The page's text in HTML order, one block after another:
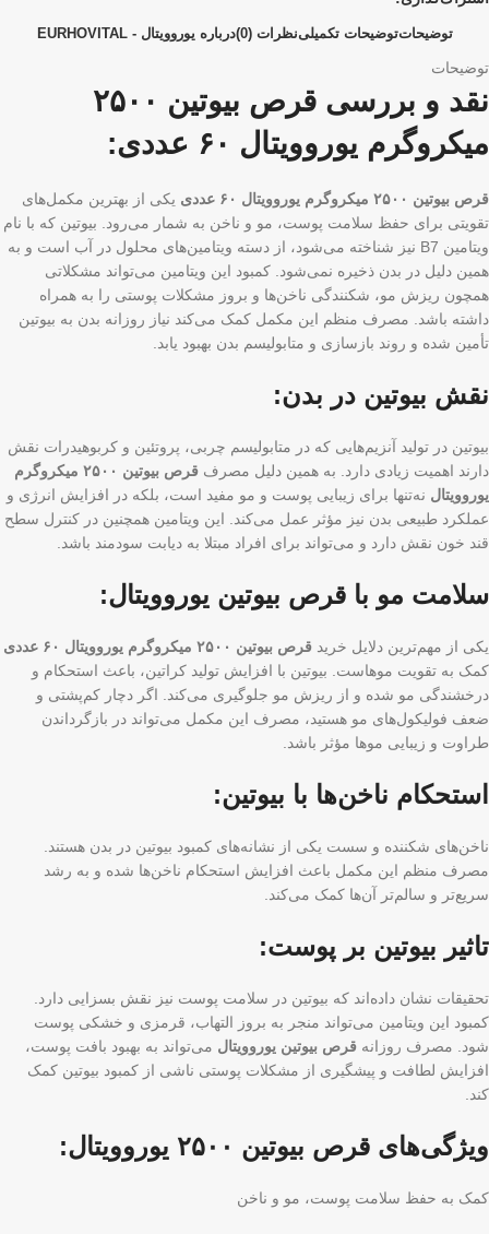
توضیحاتتوضیحات تکمیلینظرات (0) درباره یوروویتال - EURHOVITAL
توضیحات
نقد و بررسی قرص بیوتین ۲۵۰۰
میکروگرم یوروویتال ۶۰ عددی:
قرص بیوتین ۲۵۰۰ میکروگرم یوروویتال ۶۰ عددی
یکی از بهترین مکمل‌های
تقویتی برای حفظ سلامت پوست، مو و ناخن به شمار می‌رود. بیوتین که با نام
ویتامین B7 نیز شناخته می‌شود، از دسته ویتامین‌های محلول در آب است و به
همین دلیل در بدن ذخیره نمی‌شود. کمبود این ویتامین می‌تواند مشکلاتی
همچون ریزش مو، شکنندگی ناخن‌ها و بروز مشکلات پوستی را به همراه
داشته باشد. مصرف منظم این مکمل کمک می‌کند نیاز روزانه بدن به بیوتین
تأمین شده و روند بازسازی و متابولیسم بدن بهبود یابد.
نقش بیوتین در بدن:
بیوتین در تولید آنزیم‌هایی که در متابولیسم چربی، پروتئین و کربوهیدرات نقش
دارند اهمیت زیادی دارد. به همین دلیل مصرف
قرص بیوتین ۲۵۰۰ میکروگرم
یوروویتال نه‌تنها برای زیبایی پوست و مو مفید است، بلکه در افزایش انرژی و
عملکرد طبیعی بدن نیز مؤثر عمل می‌کند. این ویتامین همچنین در کنترل سطح
قند خون نقش دارد و می‌تواند برای افراد مبتلا به دیابت سودمند باشد.
سلامت مو با قرص بیوتین یوروویتال:
یکی از مهم‌ترین دلایل خرید قرص بیوتین ۲۵۰۰ میکروگرم یوروویتال ۶۰ عددی
کمک به تقویت موهاست. بیوتین با افزایش تولید کراتین، باعث استحکام و
درخشندگی مو شده و از ریزش مو جلوگیری می‌کند. اگر دچار کم‌پشتی و
ضعف فولیکول‌های مو هستید، مصرف این مکمل می‌تواند در بازگرداندن
طراوت و زیبایی موها مؤثر باشد.
استحکام ناخن‌ها با بیوتین:
ناخن‌های شکننده و سست یکی از نشانه‌های کمبود بیوتین در بدن هستند.
مصرف منظم این مکمل باعث افزایش استحکام ناخن‌ها شده و به رشد
سریع‌تر و سالم‌تر آن‌ها کمک می‌کند.
تاثیر بیوتین بر پوست:
تحقیقات نشان داده‌اند که بیوتین در سلامت پوست نیز نقش بسزایی دارد.
کمبود این ویتامین می‌تواند منجر به بروز التهاب، قرمزی و خشکی پوست
شود. مصرف روزانه قرص بیوتین یوروویتال می‌تواند به بهبود بافت پوست،
افزایش لطافت و پیشگیری از مشکلات پوستی ناشی از کمبود بیوتین کمک
کند.
ویژگی‌های قرص بیوتین ۲۵۰۰ یوروویتال:
کمک به حفظ سلامت پوست، مو و ناخن